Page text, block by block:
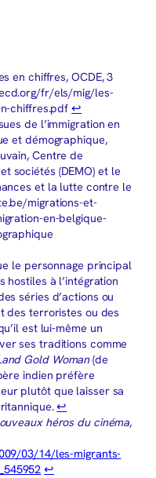
en chiffres, OCDE, 3
fr/els/mig/les-
chiffres.pdf↩︎
de l’immigration en
et démographique,
Centre de
sociétés (DEMO) et le
et la lutte contre le
migrations-et-
en-belgique-
le personnage principal
hostiles à l’intégration
séries d’actions ou
des terroristes ou des
est lui-même un
ses traditions comme
Gold Woman(de
indien préfère
plutôt que laisser sa
↩︎
héros du cinéma,
03/14/les-migrants-
↩︎